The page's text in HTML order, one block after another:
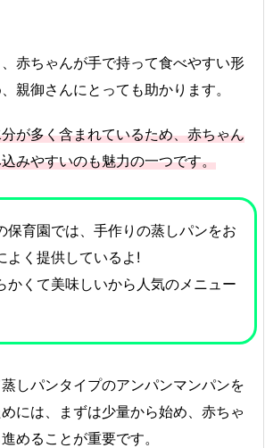
赤ちゃんが手で持って食べやすい形
親御さんにとっても助かります。
が多く含まれているため、赤ちゃん
みやすいのも魅力の一つです。
保育園では、手作りの蒸しパンをお
よく提供しているよ!
かくて美味しいから人気のメニュー
しパンタイプのアンパンマンパンを
には、まずは少量から始め、赤ちゃ
めることが重要です。